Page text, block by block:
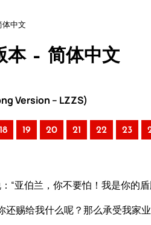
体中文
本 – 简体中文
Version – LZZS)
18 19 20 21 22 23
“亚伯兰，你不要怕！我是你的
赐给我什么呢？那么承受我家